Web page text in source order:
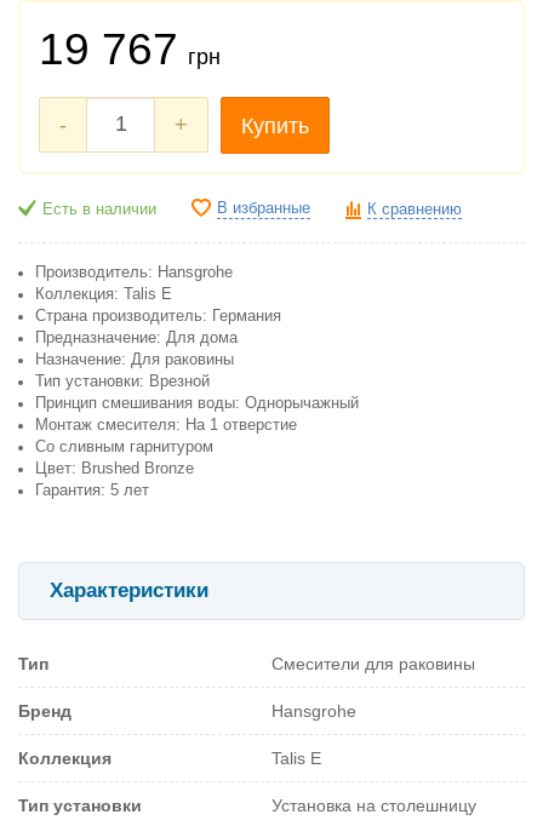
19 767 грн
- + Купить
Есть в наличии В избранные К сравнению
Производитель: Hansgrohe
Коллекция: Talis E
Страна производитель: Германия
Предназначение: Для дома
Назначение: Для раковины
Тип установки: Врезной
Принцип смешивания воды: Однорычажный
Монтаж смесителя: На 1 отверстие
Со сливным гарнитуром
Цвет: Brushed Bronze
Гарантия: 5 лет
Характеристики
Тип Смесители для раковины
Бренд Hansgrohe
Коллекция Talis E
Тип установки Установка на столешницу